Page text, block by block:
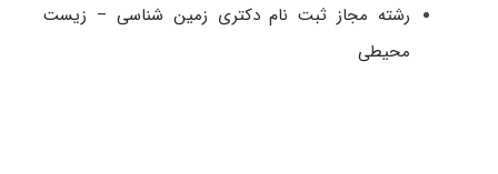
رشته مجاز ثبت نام دکتری زمین شناسی – زیست
محیطی